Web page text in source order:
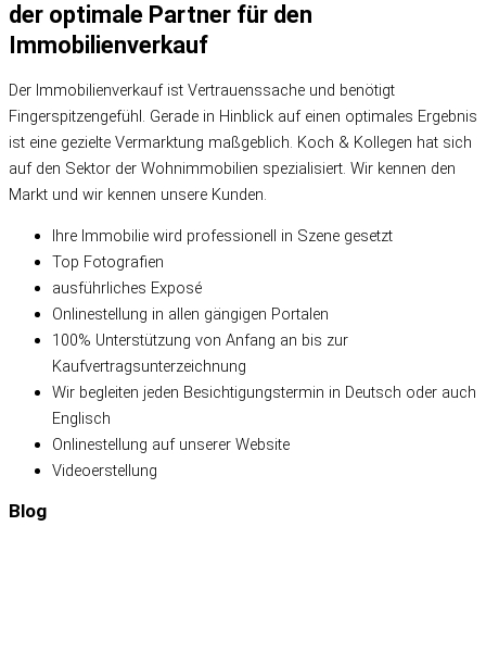
der optimale Partner für den
Immobilienverkauf
Der Immobilienverkauf ist Vertrauenssache und benötigt
Fingerspitzengefühl. Gerade in Hinblick auf einen optimales Ergebnis
ist eine gezielte Vermarktung maßgeblich. Koch & Kollegen hat sich
auf den Sektor der Wohnimmobilien spezialisiert. Wir kennen den
Markt und wir kennen unsere Kunden.
Ihre Immobilie wird professionell in Szene gesetzt
Top Fotografien
ausführliches Exposé
Onlinestellung in allen gängigen Portalen
100% Unterstützung von Anfang an bis zur
Kaufvertragsunterzeichnung
Wir begleiten jeden Besichtigungstermin in Deutsch oder auch
Englisch
Onlinestellung auf unserer Website
Videoerstellung
Blog